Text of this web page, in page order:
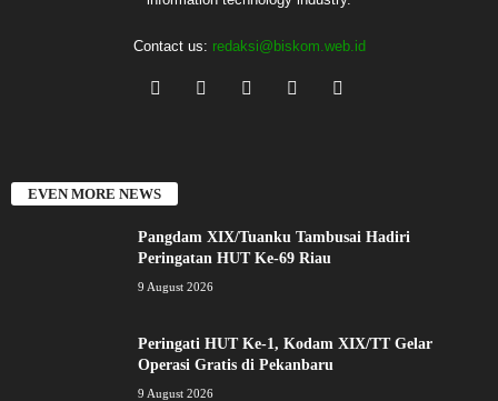
Contact us: redaksi@biskom.web.id
EVEN MORE NEWS
Pangdam XIX/Tuanku Tambusai Hadiri
Peringatan HUT Ke-69 Riau
9 August 2026
Peringati HUT Ke-1, Kodam XIX/TT Gelar
Operasi Gratis di Pekanbaru
9 August 2026